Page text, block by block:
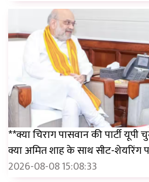
**क्या चिराग पासवान की पार्टी यूपी
क्या अमित शाह के साथ सीट-शेयरिंग
2026-08-08 15:08:33